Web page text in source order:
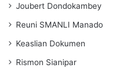
Joubert Dondokambey
Reuni SMANLI Manado
Keaslian Dokumen
Rismon Sianipar